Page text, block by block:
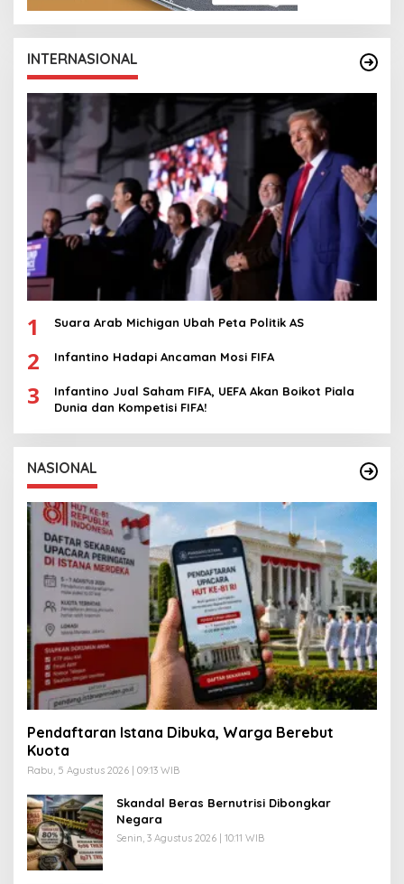
INTERNASIONAL
1 Suara Arab Michigan Ubah Peta Politik AS
2 Infantino Hadapi Ancaman Mosi FIFA
3
Infantino Jual Saham FIFA, UEFA Akan Boikot Piala
Dunia dan Kompetisi FIFA!
NASIONAL
Pendaftaran Istana Dibuka, Warga Berebut
Kuota
Rabu, 5 Agustus 2026 | 09:13 WIB
Skandal Beras Bernutrisi Dibongkar
Negara
Senin, 3 Agustus 2026 | 10:11 WIB